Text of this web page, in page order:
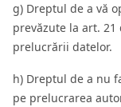
g) Dreptul de a vă
prevăzute la art. 21
prelucrării datelor.
h) Dreptul de a nu
pe prelucrarea